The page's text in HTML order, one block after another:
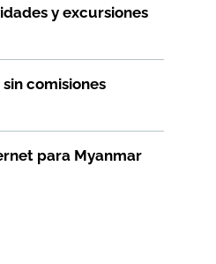
y excursiones
comisiones
para Myanmar